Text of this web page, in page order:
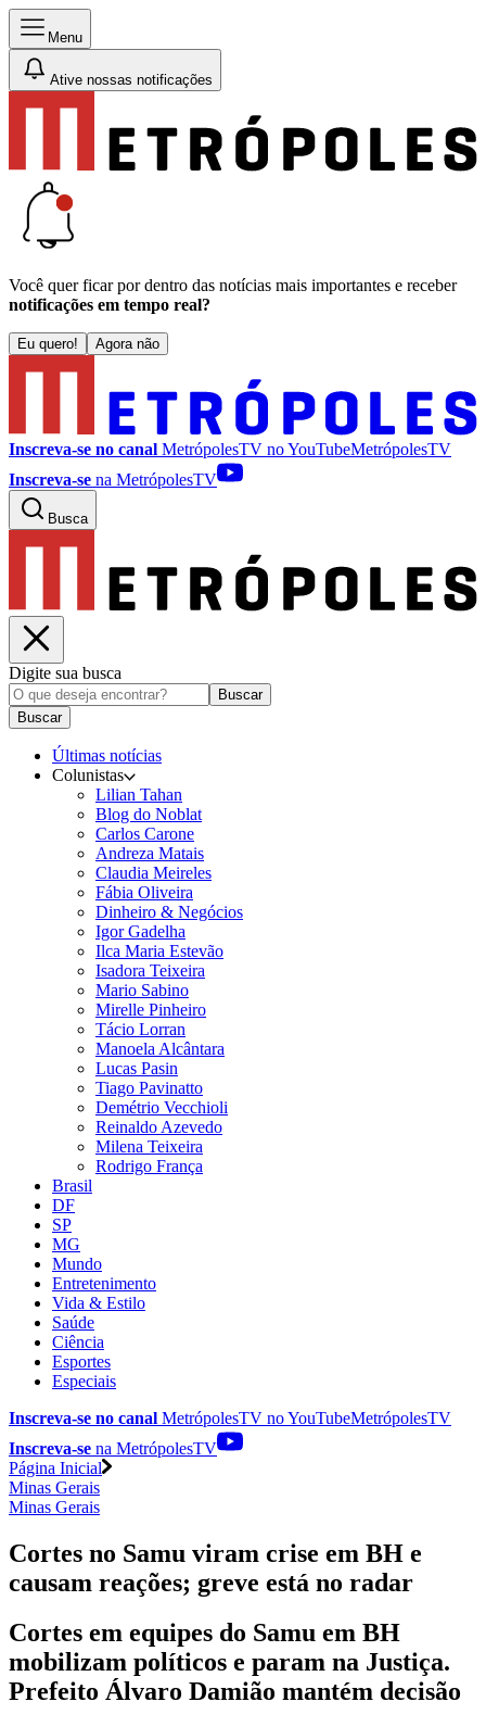
Menu
Ative nossas notificações
Você quer ficar por dentro das notícias mais importantes e receber
notificações em tempo real?
Eu quero! Agora não
Inscreva-se no canal MetrópolesTV noYouTubeMetrópolesTV
Inscreva-se na MetrópolesTV
Busca
Digite sua busca
Buscar
Buscar
Últimas notícias
Colunistas
Lilian Tahan
Blog do Noblat
Carlos Carone
Andreza Matais
Claudia Meireles
Fábia Oliveira
Dinheiro & Negócios
Igor Gadelha
Ilca Maria Estevão
Isadora Teixeira
Mario Sabino
Mirelle Pinheiro
Tácio Lorran
Manoela Alcântara
Lucas Pasin
Tiago Pavinatto
Demétrio Vecchioli
Reinaldo Azevedo
Milena Teixeira
Rodrigo França
Brasil
DF
SP
MG
Mundo
Entretenimento
Vida & Estilo
Saúde
Ciência
Esportes
Especiais
Inscreva-se no canal MetrópolesTV noYouTubeMetrópolesTV
Inscreva-se na MetrópolesTV
Página Inicial
Minas Gerais
Minas Gerais
Cortes no Samu viram crise em BH e
causam reações; greve está no radar
Cortes em equipes do Samu em BH
mobilizam políticos e param na Justiça.
Prefeito Álvaro Damião mantém decisão